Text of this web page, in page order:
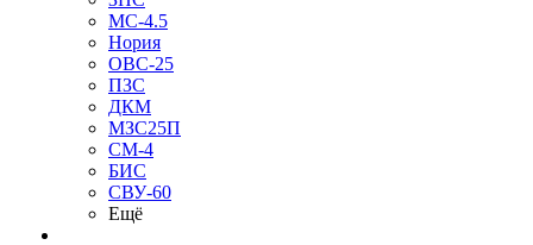
МС-4.5
Нория
ОВС-25
ПЗС
ДКМ
МЗС25П
СМ-4
БИС
СВУ-60
Ещё